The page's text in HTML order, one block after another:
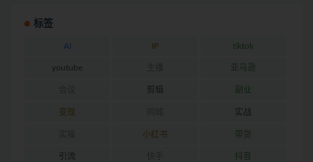
标签
AI IP tiktok
youtube 亚马逊
剪辑 副业
变现 实战
小红书 带货
引流 抖音